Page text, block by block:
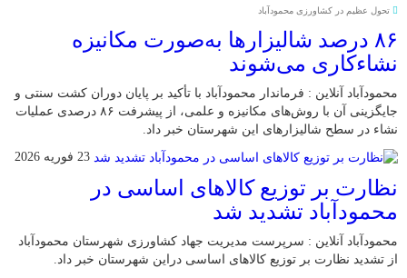
تحول عظیم در کشاورزی محمودآباد
۸۶ درصد شالیزارها به‌صورت مکانیزه
نشاءکاری می‌شوند
محمودآباد آنلاین : فرماندار محمودآباد با تأکید بر پایان دوران کشت سنتی و
جایگزینی آن با روش‌های مکانیزه و علمی، از پیشرفت ۸۶ درصدی عملیات
نشاء در سطح شالیزارهای این شهرستان خبر داد.
23 فوریه 2026
نظارت بر توزیع کالا‌های اساسی در
محمودآباد تشدید شد
محمودآباد آنلاین : سرپرست مدیریت جهاد کشاورزی شهرستان محمودآباد
از تشدید نظارت بر توزیع کالا‌های اساسی دراین شهرستان خبر داد.